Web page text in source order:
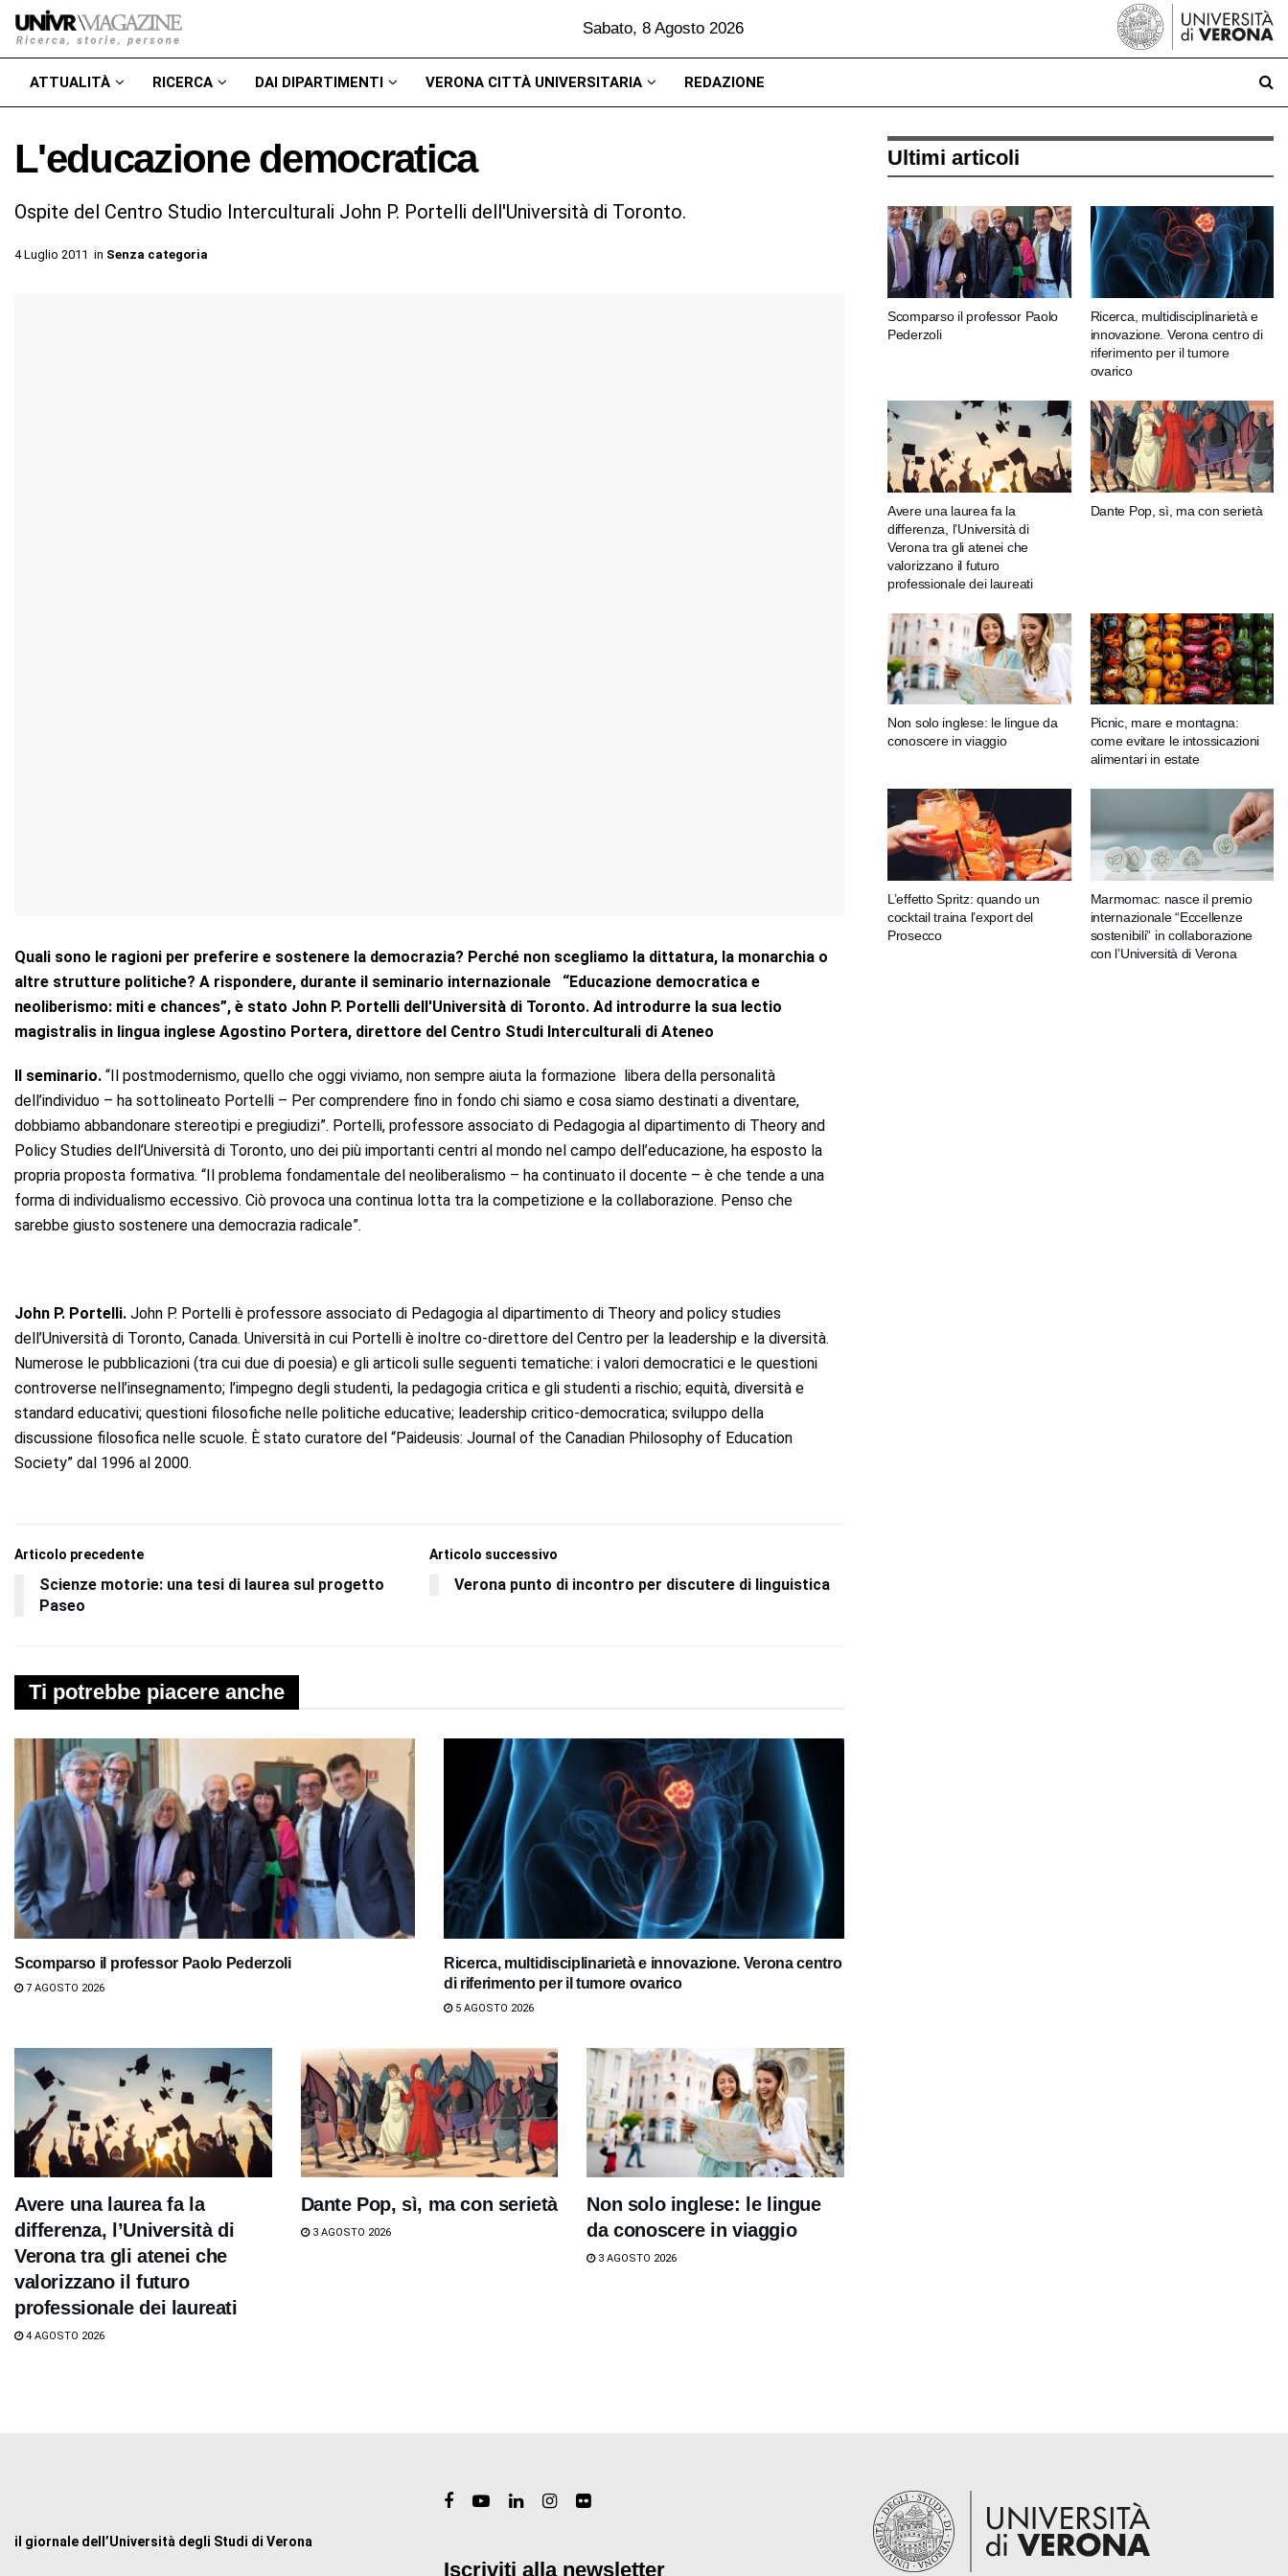
Sabato, 8 Agosto 2026
ATTUALITÀ RICERCA DAI DIPARTIMENTI VERONA CITTÀ UNIVERSITARIA REDAZIONE
L'educazione democratica
Ospite del Centro Studio Interculturali John P. Portelli dell'Università di Toronto.
4 Luglio 2011 in Senza categoria
Quali sono le ragioni per preferire e sostenere la democrazia? Perché non scegliamo la dittatura, la monarchia o
altre strutture politiche? A rispondere, durante il seminario internazionale “Educazione democratica e
neoliberismo: miti e chances”, è stato John P. Portelli dell'Università di Toronto. Ad introdurre la sua lectio
magistralis in lingua inglese Agostino Portera, direttore del Centro Studi Interculturali di Ateneo
Il seminario. “Il postmodernismo, quello che oggi viviamo, non sempre aiuta la formazione libera della personalità
dell’individuo – ha sottolineato Portelli – Per comprendere fino in fondo chi siamo e cosa siamo destinati a diventare,
dobbiamo abbandonare stereotipi e pregiudizi”. Portelli, professore associato di Pedagogia al dipartimento di Theory and
Policy Studies dell’Università di Toronto, uno dei più importanti centri al mondo nel campo dell’educazione, ha esposto la
propria proposta formativa. “Il problema fondamentale del neoliberalismo – ha continuato il docente – è che tende a una
forma di individualismo eccessivo. Ciò provoca una continua lotta tra la competizione e la collaborazione. Penso che
sarebbe giusto sostenere una democrazia radicale”.
John P. Portelli. John P. Portelli è professore associato di Pedagogia al dipartimento di Theory and policy studies
dell’Università di Toronto, Canada. Università in cui Portelli è inoltre co-direttore del Centro per la leadership e la diversità.
Numerose le pubblicazioni (tra cui due di poesia) e gli articoli sulle seguenti tematiche: i valori democratici e le questioni
controverse nell’insegnamento; l’impegno degli studenti, la pedagogia critica e gli studenti a rischio; equità, diversità e
standard educativi; questioni filosofiche nelle politiche educative; leadership critico-democratica; sviluppo della
discussione filosofica nelle scuole. È stato curatore del “Paideusis: Journal of the Canadian Philosophy of Education
Society” dal 1996 al 2000.
Articolo precedente
Scienze motorie: una tesi di laurea sul progetto
Paseo
Articolo successivo
Verona punto di incontro per discutere di linguistica
Ti potrebbe piacere anche
Scomparso il professor Paolo Pederzoli
7 AGOSTO 2026
Ricerca, multidisciplinarietà e innovazione. Verona centro
di riferimento per il tumore ovarico
5 AGOSTO 2026
Avere una laurea fa la
differenza, l’Università di
Verona tra gli atenei che
valorizzano il futuro
professionale dei laureati
4 AGOSTO 2026
Dante Pop, sì, ma con serietà
3 AGOSTO 2026
Non solo inglese: le lingue
da conoscere in viaggio
3 AGOSTO 2026
Ultimi articoli
Scomparso il professor Paolo
Pederzoli
Ricerca, multidisciplinarietà e
innovazione. Verona centro di
riferimento per il tumore
ovarico
Avere una laurea fa la
differenza, l’Università di
Verona tra gli atenei che
valorizzano il futuro
professionale dei laureati
Dante Pop, sì, ma con serietà
Non solo inglese: le lingue da
conoscere in viaggio
Picnic, mare e montagna:
come evitare le intossicazioni
alimentari in estate
L’effetto Spritz: quando un
cocktail traina l’export del
Prosecco
Marmomac: nasce il premio
internazionale “Eccellenze
sostenibili” in collaborazione
con l’Università di Verona
il giornale dell’Università degli Studi di Verona
Iscriviti alla newsletter